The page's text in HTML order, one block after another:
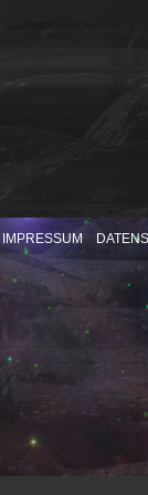
IMPRESSUM